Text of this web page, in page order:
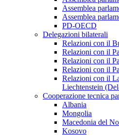
Assemblea
Assemblea
PD-OECD
Delegazioni bilaterali
Relazioni con il
Relazioni con il
Relazioni con il
Relazioni con il
Relazioni con il
Liechtenstein
Cooperazione tecnica
Albania
Mongolia
Macedonia del
Kosovo